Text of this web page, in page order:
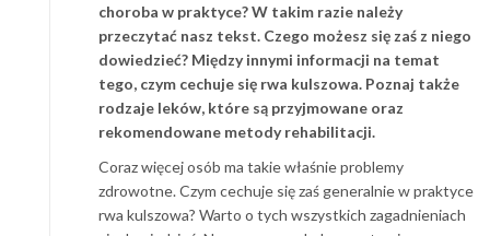
choroba w praktyce? W takim razie należy
przeczytać nasz tekst. Czego możesz się zaś z niego
dowiedzieć? Między innymi informacji na temat
tego, czym cechuje się rwa kulszowa. Poznaj także
rodzaje leków, które są przyjmowane oraz
rekomendowane metody rehabilitacji.
Coraz więcej osób ma takie właśnie problemy
zdrowotne. Czym cechuje się zaś generalnie w praktyce
rwa kulszowa? Warto o tych wszystkich zagadnieniach